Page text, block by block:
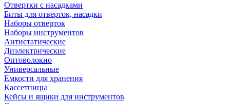
Отвертки с насадками
Биты для отверток, насадки
Наборы отверток
Наборы инструментов
Антистатические
Диэлектрические
Оптоволокно
Универсальные
Емкости для хранения
Кассетницы
Кейсы и ящики для инструментов